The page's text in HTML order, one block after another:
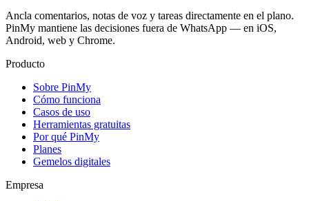
Ancla comentarios, notas de voz y tareas directamente en el plano.
PinMy mantiene las decisiones fuera de WhatsApp — en iOS,
Android, web y Chrome.
Producto
Sobre PinMy
Cómo funciona
Casos de uso
Herramientas gratuitas
Por qué PinMy
Planes
Gemelos digitales
Empresa